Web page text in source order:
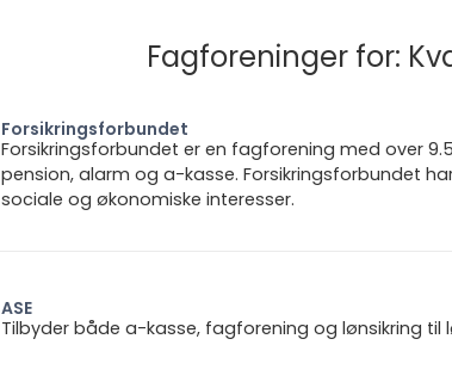
Fagforeninger for:
Forsikringsforbundet
Forsikringsforbundet er en fagforening med over
pension, alarm og a-kasse. Forsikringsforbundet
sociale og økonomiske interesser.
ASE
Tilbyder både a-kasse, fagforening og lønsikring